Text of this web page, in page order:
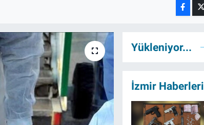
Yükleniyor...
İzmir Haberleri